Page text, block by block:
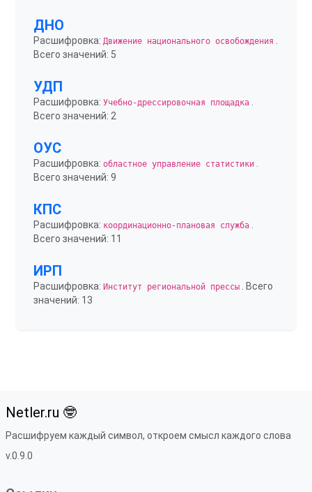
ДНО
Расшифровка: Движение национального освобождения
Всего значений: 5
УДП
Расшифровка: Учебно-дрессировочная площадка
Всего значений: 2
ОУС
Расшифровка: областное управление статистики
Всего значений: 9
КПС
Расшифровка: координационно-плановая служба
Всего значений: 11
ИРП
Расшифровка: Институт региональной прессы . Всего
значений: 13
Netler.ru 🤓
Расшифруем каждый символ, откроем смысл каждого слова
v.0.9.0